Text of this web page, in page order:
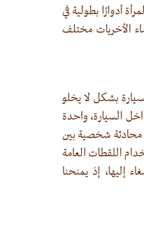
المرأة أدوارًا بطولية في
مع النساء الأخريات مختلف
بشكل لا يخلو
السيارة، واحدة
محادثة شخصية بين
اللقطات العامة
إذ يمنحنا